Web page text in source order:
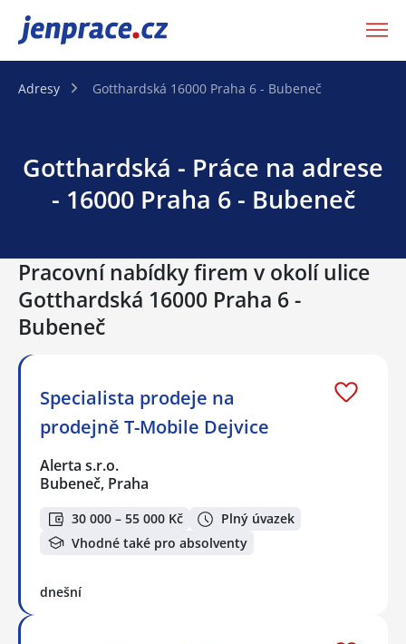
JenPráce.cz
Adresy Gotthardská 16000 Praha 6 - Bubeneč
Gotthardská - Práce na adrese
- 16000 Praha 6 - Bubeneč
Pracovní nabídky firem v okolí ulice
Gotthardská 16000 Praha 6 -
Bubeneč
Specialista prodeje na
prodejně T-Mobile Dejvice
Alerta s.r.o.
Bubeneč, Praha
30 000 – 55 000 Kč
Plný úvazek
Vhodné také pro absolventy
dnešní